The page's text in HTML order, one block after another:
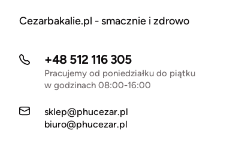
Cezarbakalie.pl - smacznie i zdrowo
+48 512 116 305
Pracujemy od poniedziałku do piątku
w godzinach 08:00-16:00
sklep@phucezar.pl
biuro@phucezar.pl